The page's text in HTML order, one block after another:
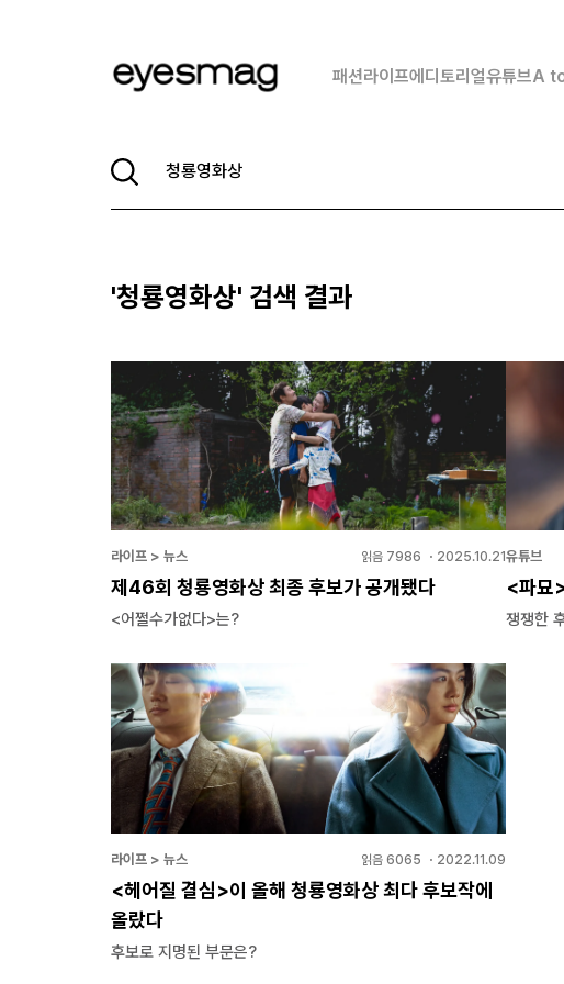
패션라이프에디토리얼유튜브A
'청룡영화상' 검색 결과
라이프 > 뉴스 읽음 7986 ・ 2025.10.21
제46회 청룡영화상 최종 후보가 공개됐다
<어쩔수가없다>는?
유튜브
<파묘
쟁쟁한
라이프 > 뉴스 읽음 6065 ・ 2022.11.09
<헤어질 결심>이 올해 청룡영화상 최다 후보작에
올랐다
후보로 지명된 부문은?